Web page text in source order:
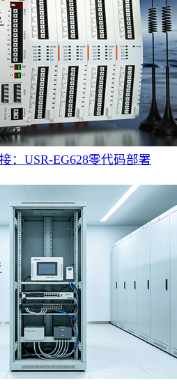
：USR-EG628零代码部署